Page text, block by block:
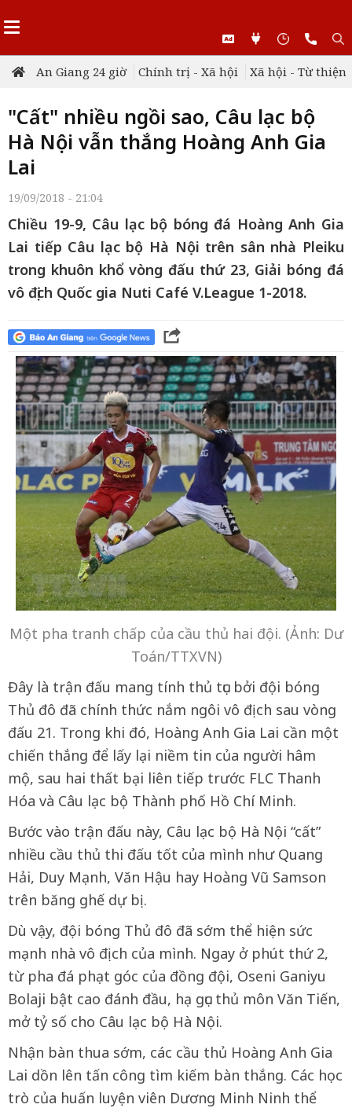
An Giang 24 giờ Chính trị - Xã hội Xã hội - Từ thiện
"Cất" nhiều ngồi sao, Câu lạc bộ
Hà Nội vẫn thắng Hoàng Anh Gia
Lai
19/09/2018 - 21:04
Chiều 19-9, Câu lạc bộ bóng đá Hoàng Anh Gia
Lai tiếp Câu lạc bộ Hà Nội trên sân nhà Pleiku
trong khuôn khổ vòng đấu thứ 23, Giải bóng đá
vô địch Quốc gia Nuti Café V.League 1-2018.
Một pha tranh chấp của cầu thủ hai đội. (Ảnh: Dư
Toán/TTXVN)
Đây là trận đấu mang tính thủ tục bởi đội bóng
Thủ đô đã chính thức nắm ngôi vô địch sau vòng
đấu 21. Trong khi đó, Hoàng Anh Gia Lai cần một
chiến thắng để lấy lại niềm tin của người hâm
mộ, sau hai thất bại liên tiếp trước FLC Thanh
Hóa và Câu lạc bộ Thành phố Hồ Chí Minh.
Bước vào trận đấu này, Câu lạc bộ Hà Nội “cất”
nhiều cầu thủ thi đấu tốt của mình như Quang
Hải, Duy Mạnh, Văn Hậu hay Hoàng Vũ Samson
trên băng ghế dự bị.
Dù vậy, đội bóng Thủ đô đã sớm thể hiện sức
mạnh nhà vô địch của mình. Ngay ở phút thứ 2,
từ pha đá phạt góc của đồng đội, Oseni Ganiyu
Bolaji bật cao đánh đầu, hạ gục thủ môn Văn Tiến,
mở tỷ số cho Câu lạc bộ Hà Nội.
Nhận bàn thua sớm, các cầu thủ Hoàng Anh Gia
Lai dồn lên tấn công tìm kiếm bàn thắng. Các học
trò của huấn luyện viên Dương Minh Ninh thể